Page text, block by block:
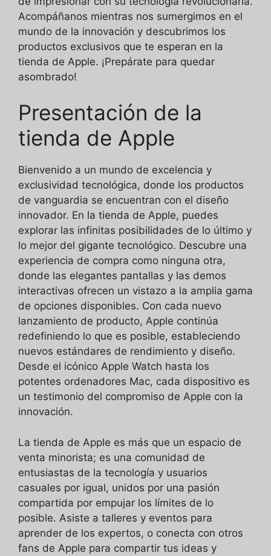
Acompáñanos mientras nos sumergimos en el
mundo de la innovación y descubrimos los
productos exclusivos que te esperan en la
tienda de Apple. ¡Prepárate para quedar
asombrado!
Presentación de la
tienda de Apple
Bienvenido a un mundo de excelencia y
exclusividad tecnológica, donde los productos
de vanguardia se encuentran con el diseño
innovador. En la tienda de Apple, puedes
explorar las infinitas posibilidades de lo último y
lo mejor del gigante tecnológico. Descubre una
experiencia de compra como ninguna otra,
donde las elegantes pantallas y las demos
interactivas ofrecen un vistazo a la amplia gama
de opciones disponibles. Con cada nuevo
lanzamiento de producto, Apple continúa
redefiniendo lo que es posible, estableciendo
nuevos estándares de rendimiento y diseño.
Desde el icónico Apple Watch hasta los
potentes ordenadores Mac, cada dispositivo es
un testimonio del compromiso de Apple con la
innovación.
La tienda de Apple es más que un espacio de
venta minorista; es una comunidad de
entusiastas de la tecnología y usuarios
casuales por igual, unidos por una pasión
compartida por empujar los límites de lo
posible. Asiste a talleres y eventos para
aprender de los expertos, o conecta con otros
fans de Apple para compartir tus ideas y